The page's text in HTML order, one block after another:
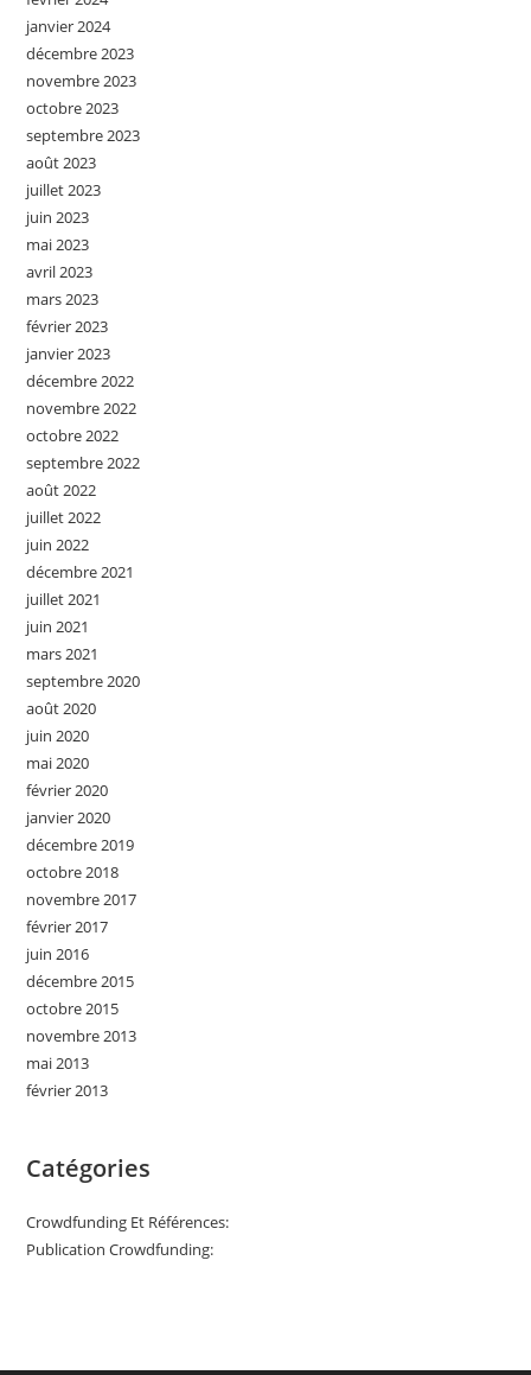
janvier 2024
décembre 2023
novembre 2023
octobre 2023
septembre 2023
août 2023
juillet 2023
juin 2023
mai 2023
avril 2023
mars 2023
février 2023
janvier 2023
décembre 2022
novembre 2022
octobre 2022
septembre 2022
août 2022
juillet 2022
juin 2022
décembre 2021
juillet 2021
juin 2021
mars 2021
septembre 2020
août 2020
juin 2020
mai 2020
février 2020
janvier 2020
décembre 2019
octobre 2018
novembre 2017
février 2017
juin 2016
décembre 2015
octobre 2015
novembre 2013
mai 2013
février 2013
Catégories
Crowdfunding Et Références:
Publication Crowdfunding: